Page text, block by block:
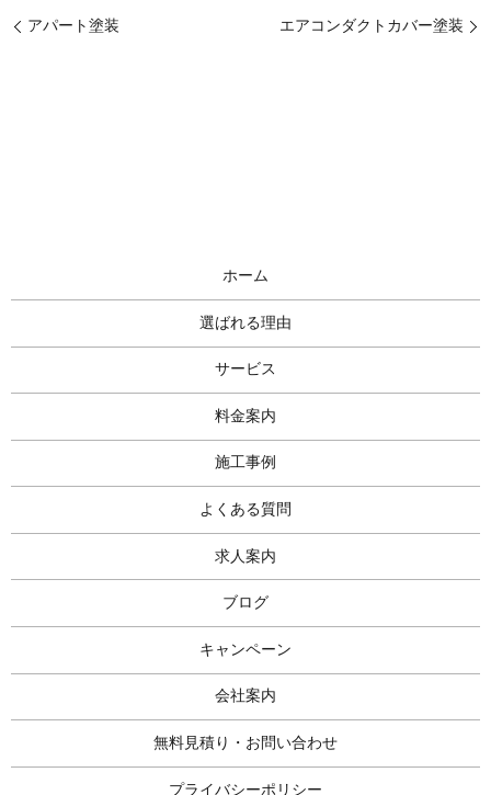
アパート塗装 エアコンダクトカバー塗装
ホーム
選ばれる理由
サービス
料金案内
施工事例
よくある質問
求人案内
ブログ
キャンペーン
会社案内
無料見積り・お問い合わせ
プライバシーポリシー